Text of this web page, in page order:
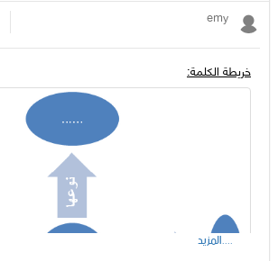
emy
خریطة الكلمة:
....المزيد